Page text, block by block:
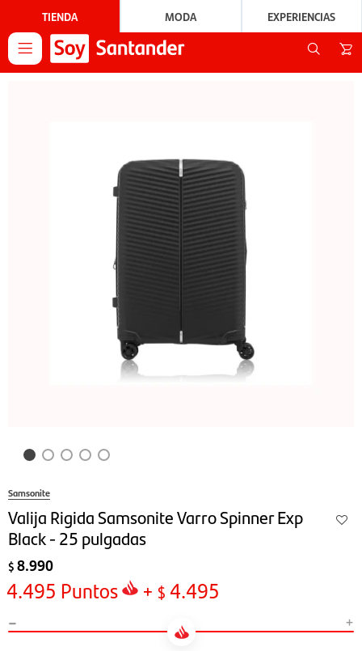
TIENDA MODA EXPERIENCIAS

Samsonite
Valija Rigida Samsonite Varro Spinner Exp
Black - 25 pulgadas
$ 8.990
4.495 Puntos + $ 4.495
- +